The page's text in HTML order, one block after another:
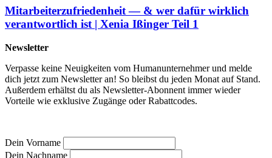
Mitarbeiterzufriedenheit — & wer dafür wirklich
verantwortlich ist | Xenia Ißinger Teil 1
Newsletter
Verpasse keine Neuigkeiten vom Humanunternehmer und melde
dich jetzt zum Newsletter an! So bleibst du jeden Monat auf Stand.
Außerdem erhältst du als Newsletter-Abonnent immer wieder
Vorteile wie exklusive Zugänge oder Rabattcodes.
Dein Vorname
Dein Nachname